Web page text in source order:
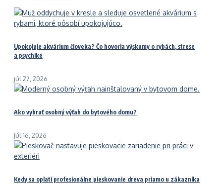
Upokojuje akvárium človeka? Čo hovoria výskumy o rybách, strese
a psychike
júl 27, 2026
Ako vybrať osobný výťah do bytového domu?
júl 16, 2026
Kedy sa oplatí profesionálne pieskovanie dreva priamo u zákazníka